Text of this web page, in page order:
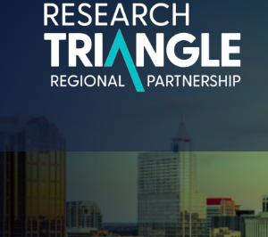
コンテンツにスキップ